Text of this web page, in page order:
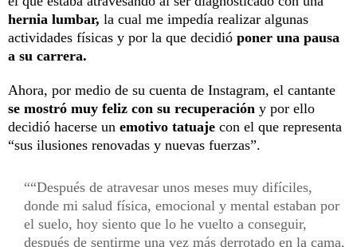
hernia lumbar, la cual me impedía realizar algunas
actividades físicas y por la que decidió poner una pausa
a su carrera.
Ahora, por medio de su cuenta de Instagram, el cantante
se mostró muy feliz con su recuperación y por ello
decidió hacerse un emotivo tatuaje con el que representa
“sus ilusiones renovadas y nuevas fuerzas”.
“Después de atravesar unos meses muy difíciles,
donde mi salud física, emocional y mental estaban por
el suelo, hoy siento que lo he vuelto a conseguir,
después de sentirme una vez más derrotado en la cama,